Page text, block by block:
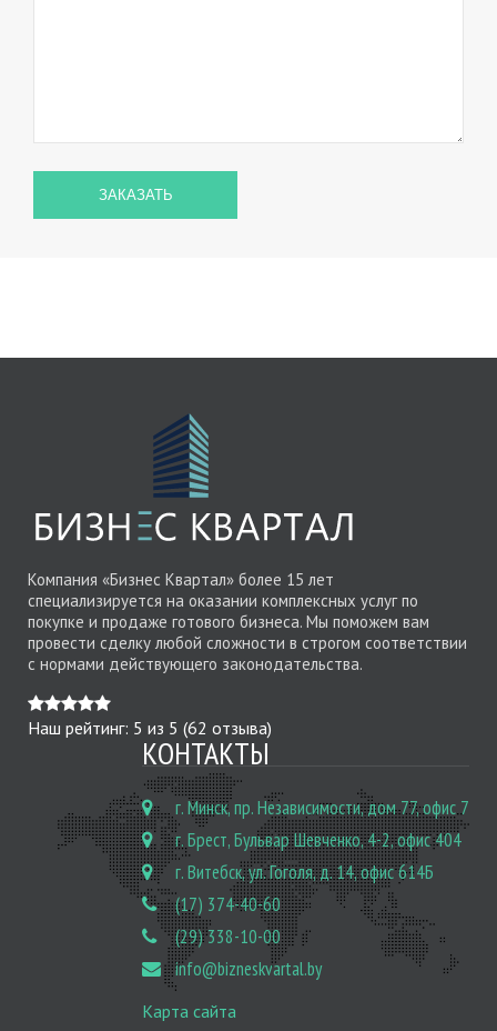
Компания «Бизнес Квартал» более 15 лет
специализируется на оказании комплексных услуг по
покупке и продаже готового бизнеса. Мы поможем вам
провести сделку любой сложности в строгом соответствии
с нормами действующего законодательства.
Наш рейтинг: 5 из 5 (62 отзыва)
КОНТАКТЫ
г. Минск, пр. Независимости, дом 77, офис 7
г. Брест, Бульвар Шевченко, 4-2, офис 404
г. Витебск, ул. Гоголя, д. 14, офис 614Б
(17) 374-40-60
(29) 338-10-00
info@bizneskvartal.by
Карта сайта